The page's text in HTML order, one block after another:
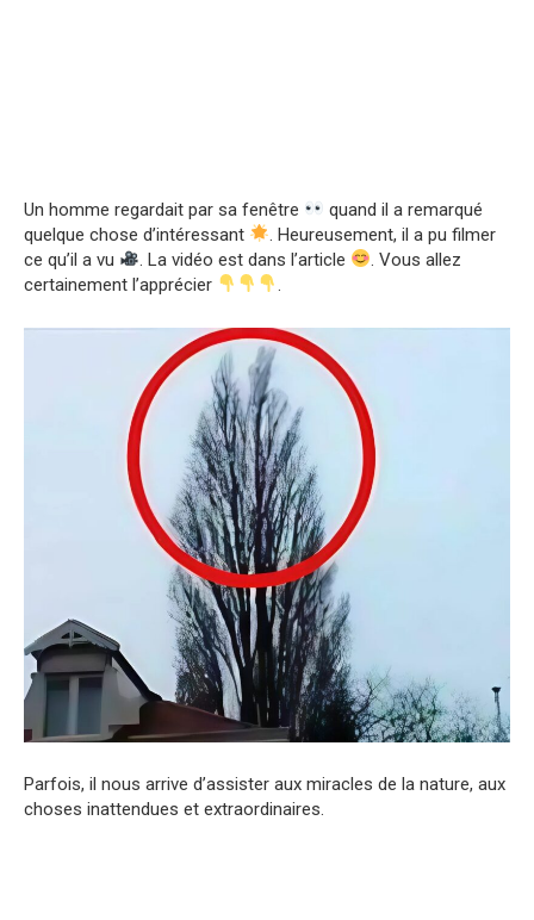
Un homme regardait par sa fenêtre
quand il a remarqué
quelque chose d’intéressant
. Heureusement, il a pu filmer
ce qu’il a vu
. La vidéo est dans l’article
. Vous allez
certainement l’apprécier
.
Parfois, il nous arrive d’assister aux miracles de la nature, aux
choses inattendues et extraordinaires.